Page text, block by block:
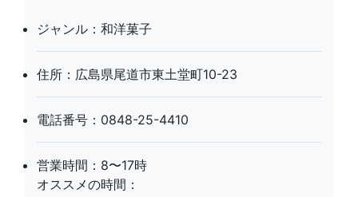
ジャンル：和洋菓子
住所：広島県尾道市東土堂町10-23
電話番号：0848-25-4410
営業時間：8〜17時
オススメの時間：